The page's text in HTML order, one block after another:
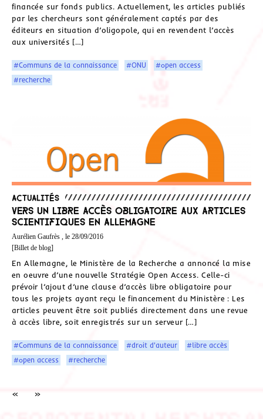
financée sur fonds publics. Actuellement, les articles publiés
par les chercheurs sont généralement captés par des
éditeurs en situation d’oligopole, qui en revendent l’accès
aux universités […]
#Communs de la connaissance #ONU
#open access
#recherche
Actualités
Vers un libre accès obligatoire aux articles
scientifiques en Allemagne
Aurélien Gaufrès , le 28/09/2016
[Billet de blog]
En Allemagne, le Ministère de la Recherche a annoncé la mise
en oeuvre d’une nouvelle Stratégie Open Access. Celle-ci
prévoir l’ajout d’une clause d’accès libre obligatoire pour
tous les projets ayant reçu le financement du Ministère : Les
articles peuvent être soit publiés directement dans une revue
à accès libre, soit enregistrés sur un serveur […]
#Communs de la connaissance #droit d'auteur
#libre accès
#open access
#recherche
« »